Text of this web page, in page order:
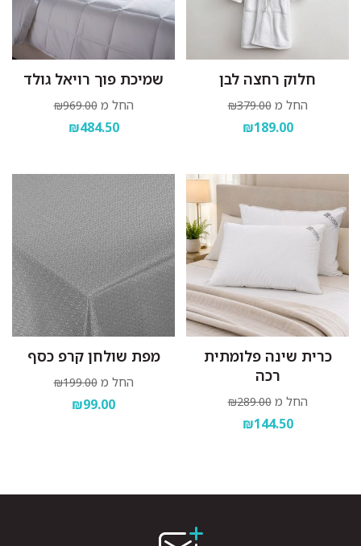
חלוק רחצה לבן
החל מ ₪379.00
₪189.00
שמיכת פוך רויאל גולד
החל מ ₪969.00
₪484.50
כרית שינה פלומתית
רכה
החל מ ₪289.00
₪144.50
מפת שולחן קרפ כסף
החל מ ₪199.00
₪99.00